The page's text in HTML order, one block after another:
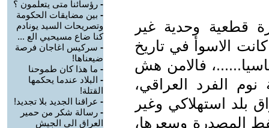
قطعية وحدية غير
للنقاش ان مرحلة ما بعد 2003 كانت الاسوأ في تاريخ
فالامن هش
الفرد العراقي،
بلد استهلاكي وغير
المصدرة وسعرها،
- رؤسائنا متى يتعلمون ؟
- بين مضايقات الحكومة
وتصريحات السيد يونادم
كنا ضاع مسيحيي الع ...
- سركيس اغاجان فرصة
ضيعناها!
- ما هذا كان طموحنا
- البلاد عندما يحكمها
القتلة!
- عراقنا الجديد بلا تجديد!
- رسالة شكر من حمير
العراق الى الجيش